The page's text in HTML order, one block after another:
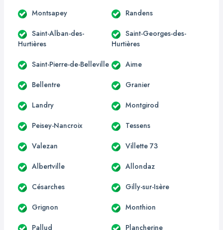
Montsapey Randens
Saint-Alban-des-
Hurtières
Saint-Georges-des-
Hurtières
Saint-Pierre-de-Belleville Aime
Bellentre Granier
Landry Montgirod
Peisey-Nancroix Tessens
Valezan Villette 73
Albertville Allondaz
Césarches Gilly-sur-Isère
Grignon Monthion
Pallud Plancherine